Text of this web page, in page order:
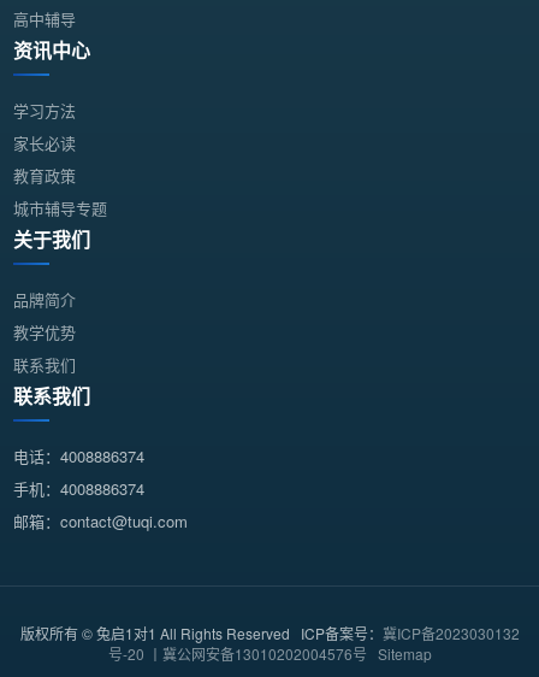
高中辅导
资讯中心
学习方法
家长必读
教育政策
城市辅导专题
关于我们
品牌简介
教学优势
联系我们
联系我们
电话：4008886374
手机：4008886374
邮箱：contact@tuqi.com
版权所有 © 兔启1对1 All Rights Reserved ICP备案号： 冀ICP备2023030132
号-20 丨冀公网安备13010202004576号 Sitemap